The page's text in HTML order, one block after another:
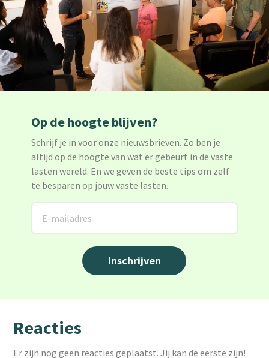
Op de hoogte blijven?
Schrijf je in voor onze nieuwsbrieven. Zo ben je
altijd op de hoogte van wat er gebeurt in de vaste
lasten wereld. En we geven de beste tips om zelf
te besparen op jouw vaste lasten.
Reacties
Er zijn nog geen reacties geplaatst. Jij kan de eerste zijn!